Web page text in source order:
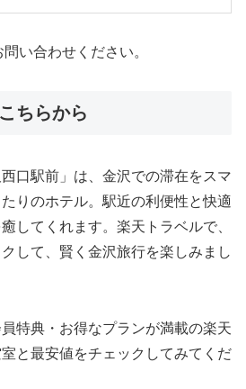
い合わせください。
ちらから
西口駅前」は、金沢での滞在をスマ
りのホテル。駅近の利便性と快適
してくれます。楽天トラベルで、
して、賢く金沢旅行を楽しみまし
特典・お得なプランが満載の楽天
と最安値をチェックしてみてくだ